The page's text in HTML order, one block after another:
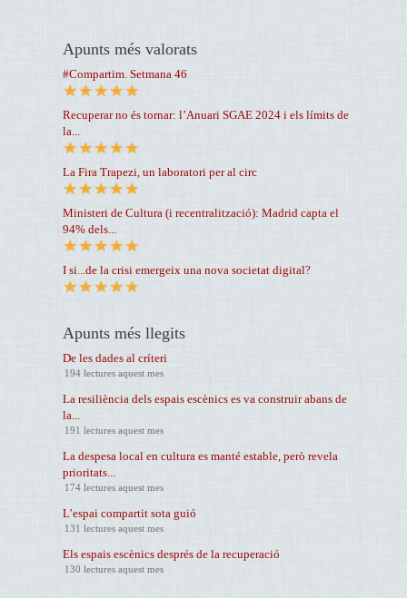
Apunts més valorats
#Compartim. Setmana 46
Recuperar no és tornar: l’Anuari SGAE 2024 i els límits de
la...
La Fira Trapezi, un laboratori per al circ
Ministeri de Cultura (i recentralització): Madrid capta el
94% dels...
I si...de la crisi emergeix una nova societat digital?
Apunts més llegits
De les dades al críteri
194 lectures aquest mes
La resiliència dels espais escènics es va construir abans de
la...
191 lectures aquest mes
La despesa local en cultura es manté estable, però revela
prioritats...
174 lectures aquest mes
L’espai compartit sota guió
131 lectures aquest mes
Els espais escènics després de la recuperació
130 lectures aquest mes